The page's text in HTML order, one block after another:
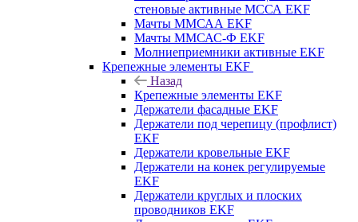
стеновые активные МССА EKF
Мачты ММСАА EKF
Мачты ММСАС-Ф EKF
Молниеприемники активные EKF
Крепежные элементы EKF
Назад
Крепежные элементы EKF
Держатели фасадные EKF
Держатели под черепицу (профлист)
EKF
Держатели кровельные EKF
Держатели на конек регулируемые
EKF
Держатели круглых и плоских
проводников EKF